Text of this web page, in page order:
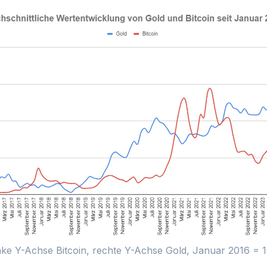
Y-Achse Bitcoin, rechte Y-Achse Gold, Januar 2016 =